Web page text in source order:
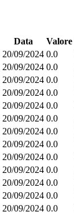
Data Valore
20/09/2024 0.0
20/09/2024 0.0
20/09/2024 0.0
20/09/2024 0.0
20/09/2024 0.0
20/09/2024 0.0
20/09/2024 0.0
20/09/2024 0.0
20/09/2024 0.0
20/09/2024 0.0
20/09/2024 0.0
20/09/2024 0.0
20/09/2024 0.0